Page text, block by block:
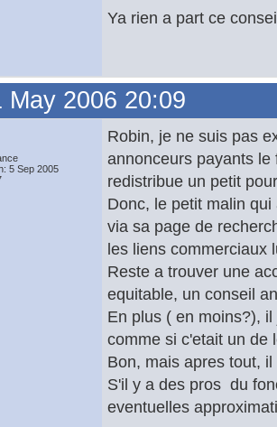
Ya rien a part ce
May 2006 20:09
5 Sep 2005
Robin, je ne suis pas
annonceurs payants
redistribue un petit
Donc, le petit malin
via sa page de
les liens commerciaux
Reste a trouver une
equitable, un conseil
En plus ( en moins?),
comme si c'etait un de
Bon, mais apres tout,
S'il y a des pros du
eventuelles